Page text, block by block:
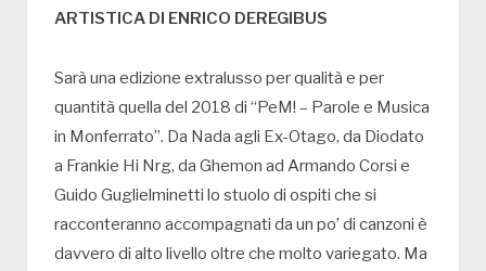
ARTISTICA DI ENRICO DEREGIBUS
Sarà una edizione extralusso per qualità e per
quantità quella del 2018 di “PeM! – Parole e Musica
in Monferrato”. Da Nada agli Ex-Otago, da Diodato
a Frankie Hi Nrg, da Ghemon ad Armando Corsi e
Guido Guglielminetti lo stuolo di ospiti che si
racconteranno accompagnati da un po’ di canzoni è
davvero di alto livello oltre che molto variegato. Ma